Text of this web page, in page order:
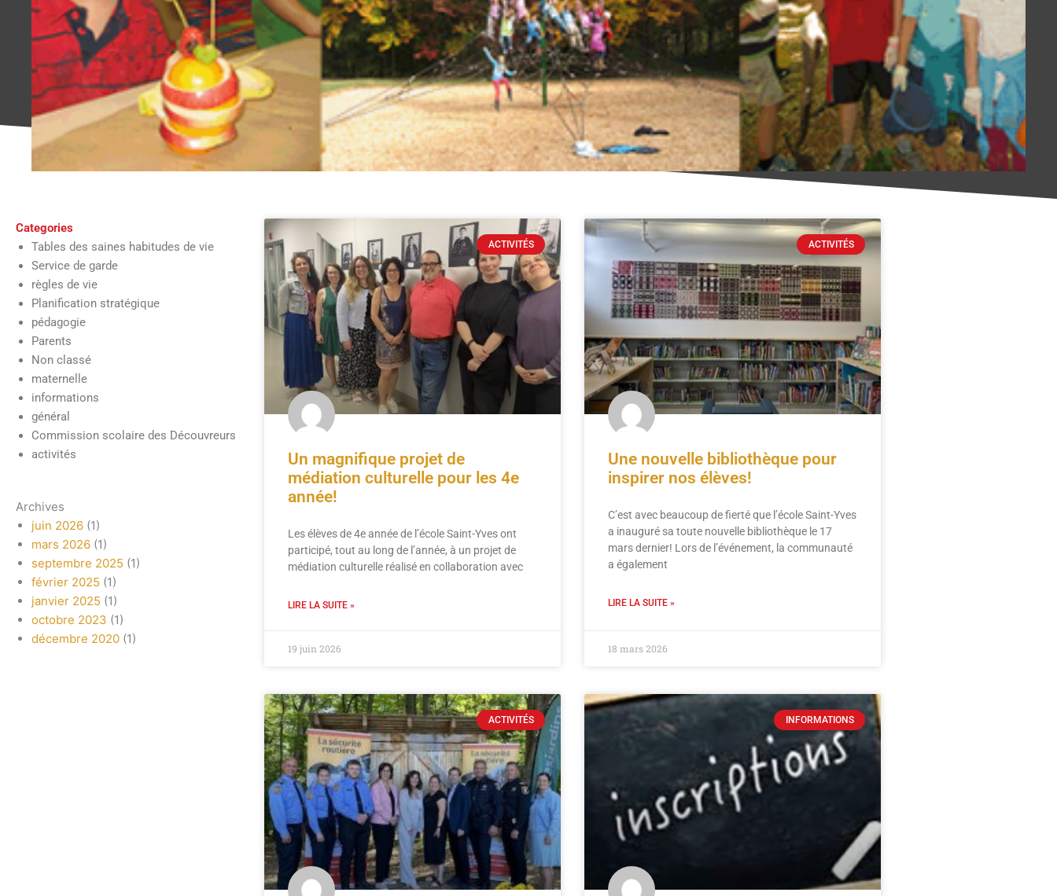
Categories
Tables des saines habitudes de vie
Service de garde
règles de vie
Planification stratégique
pédagogie
Parents
Non classé
maternelle
informations
général
Commission scolaire des Découvreurs
activités
Archives
juin 2026 (1)
mars 2026 (1)
septembre 2025 (1)
février 2025 (1)
janvier 2025 (1)
octobre 2023 (1)
décembre 2020 (1)
ACTIVITÉS
Un magnifique projet de
médiation culturelle pour les 4e
année!
Les élèves de 4e année de l’école Saint-Yves ont
participé, tout au long de l’année, à un projet de
médiation culturelle réalisé en collaboration avec
LIRE LA SUITE »
19 juin 2026
ACTIVITÉS
Une nouvelle bibliothèque pour
inspirer nos élèves!
C’est avec beaucoup de fierté que l’école Saint-Yves
a inauguré sa toute nouvelle bibliothèque le 17
mars dernier! Lors de l’événement, la communauté
a également
LIRE LA SUITE »
18 mars 2026
ACTIVITÉS INFORMATIONS